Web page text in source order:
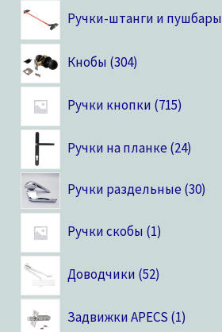
Ручки-штанги и пушбары
Кнобы 304
Ручки кнопки 715
Ручки на планке 24
Ручки раздельные 30
Ручки скобы 1
Доводчики 52
Задвижки APECS 1